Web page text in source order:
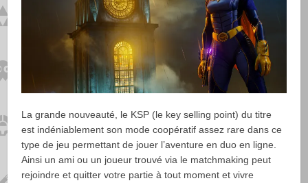
La grande nouveauté, le KSP (le key selling point) du titre
est indéniablement son mode coopératif assez rare dans ce
type de jeu permettant de jouer l’aventure en duo en ligne.
Ainsi un ami ou un joueur trouvé via le matchmaking peut
rejoindre et quitter votre partie à tout moment et vivre